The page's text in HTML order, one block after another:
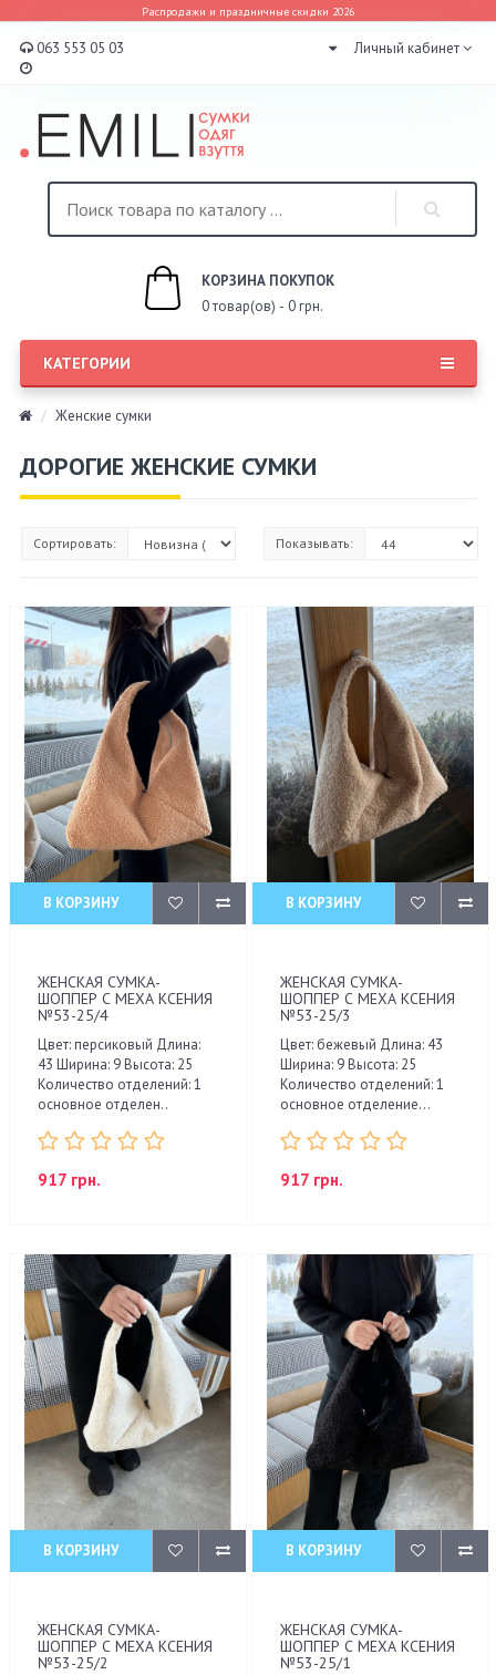
Распродажи и праздничные скидки 2026
063 553 05 03 Личный кабинет
КОРЗИНА ПОКУПОК
0 товар(ов) - 0 грн.
КАТЕГОРИИ
Женские сумки
ДОРОГИЕ ЖЕНСКИЕ СУМКИ
Сортировать: Показывать:
В КОРЗИНУ
ЖЕНСКАЯ СУМКА-
ШОППЕР С МЕХА КСЕНИЯ
№53-25/4
Цвет: персиковый Длина:
43 Ширина: 9 Высота: 25
Количество отделений: 1
основное отделен..
917 грн.
В КОРЗИНУ
ЖЕНСКАЯ СУМКА-
ШОППЕР С МЕХА КСЕНИЯ
№53-25/3
Цвет: бежевый Длина: 43
Ширина: 9 Высота: 25
Количество отделений: 1
основное отделение...
917 грн.
В КОРЗИНУ
ЖЕНСКАЯ СУМКА-
ШОППЕР С МЕХА КСЕНИЯ
№53-25/2
В КОРЗИНУ
ЖЕНСКАЯ СУМКА-
ШОППЕР С МЕХА КСЕНИЯ
№53-25/1